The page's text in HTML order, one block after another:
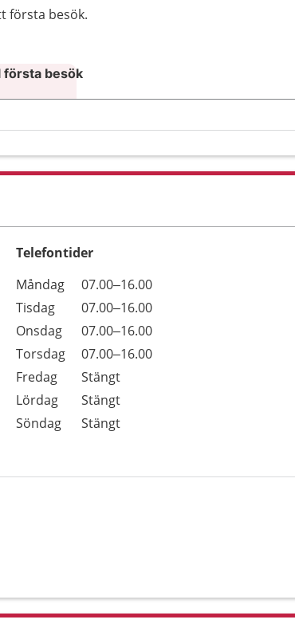
första besök.
första besök
Telefontider
Dag
Öppettider
Kommentarer
Måndag
07.00–16.00
Tisdag
07.00–16.00
Onsdag
07.00–16.00
Torsdag
07.00–16.00
Fredag
Stängt
Lördag
Stängt
Söndag
Stängt